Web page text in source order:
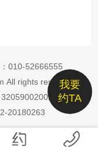
我要
约TA
010-52666555
All rights reserved
号
20180263